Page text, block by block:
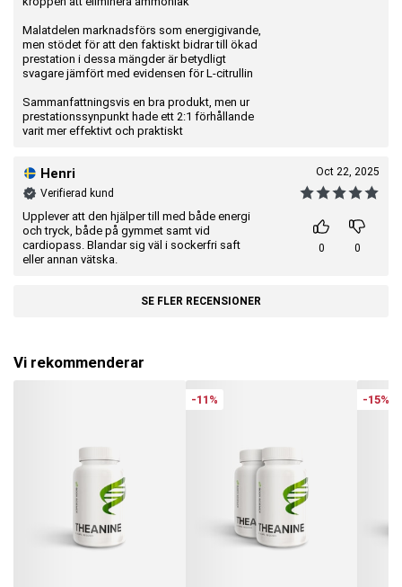
Malatdelen marknadsförs som energigivande,
men stödet för att den faktiskt bidrar till ökad
prestation i dessa mängder är betydligt
svagare jämfört med evidensen för L-citrullin
Sammanfattningsvis en bra produkt, men ur
prestationssynpunkt hade ett 2:1 förhållande
varit mer effektivt och praktiskt
Henri
Verifierad kund
Upplever att den hjälper till med både energi
och tryck, både på gymmet samt vid
cardiopass. Blandar sig väl i sockerfri saft
eller annan vätska.
Oct 22, 2025
0 0
SE FLER RECENSIONER
Vi rekommenderar
-11% -15%